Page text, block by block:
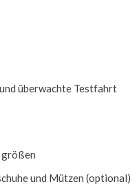
überwachte Testfahrt
größen
und Mützen (optional)